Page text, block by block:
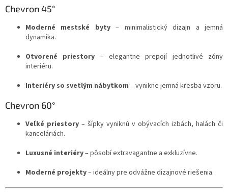
Chevron 45°
Moderné mestské byty– minimalistický dizajn a jemná
dynamika.
Otvorené priestory – elegantne prepojí jednotlivé zóny
interiéru.
Interiéry so svetlým nábytkom – vynikne jemná kresba vzoru.
Chevron 60°
Veľké priestory – šípky vyniknú v obývacích izbách, halách či
kanceláriách.
Luxusné interiéry– pôsobí extravagantne a exkluzívne.
Moderné projekty– ideálny pre odvážne dizajnové riešenia.